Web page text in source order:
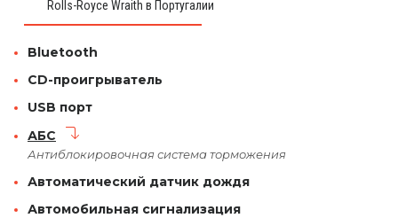
Rolls-Royce Wraith в Португалии
Bluetooth
CD-проигрыватель
USB порт
АБС
Антиблокировочная система торможения
Автоматический датчик дождя
Автомобильная сигнализация